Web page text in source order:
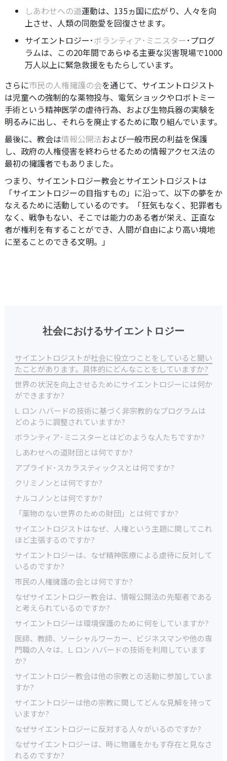
しあわせへの道運動は、135ヵ国に広がり、人々を向
上させ、人類の同胞愛を回復させます。
サイエントロジー･ボランティア･ミニスター･プログ
ラムは、この20年間であらゆる主要な災害現場で1000
万人以上に緊急救援をもたらしています。
さらに市民の人権擁護の会を通じて、サイエントロジスト
は児童への強制的な薬物投与、電気ショックやロボトミー
手術という精神医学の虐待行為、および生物兵器の実験を
明るみに出し、それらを廃止するために取り組んでいます。
最後に、教会は情報公開法および一般市民の利益を保護
し、政府の人権侵害を終わらせるための情報アクセス法の
最初の擁護者でもありました。
つまり、サイエントロジー教会とサイエントロジストは
「サイエントロジーの目指すもの」に沿って、以下の夢をか
なえるために活動しているのです。「狂気もなく、犯罪者も
なく、戦争もない、そこでは能力のある者が栄え、正直な
者が権利を有することができ、人間が自由により高い境地
に至ることのできる文明。」
社会におけるサイエントロジー
サイエントロジストが社会に役立つことをしていると聞い
たことがあります。具体的にどんなことをしていますか?
世界の状況を向上させるためにサイエントロジーには何か
ができますか?
L. ロン ハバードの技術に基づく非宗教的なプログラムは
どのように調整されていますか?
ボランティア･ミニスターとはどのような人たちですか?
しあわせへの道財団とは何ですか?
アプライド･スカラスティックスとは何ですか?
クリミノンとは何ですか?
ナルコノンとは何ですか?
「薬物のない世界のための財団」とは何ですか?
サイエントロジストはなぜ、人権という主題に関してこれ
ほど主張するのですか?
サイエントロジーは、なぜ精神医療による虐待に反対して
いるのですか?
市民の人権擁護の会とは何ですか?
なぜサイエントロジー教会は、情報公開法の先駆者である
と考えられているのですか?
サイエントロジーは環境保護のために何をしていますか?
医師、教師、ソーシャルワーカー、ビジネスマンや他の専
門職の人々は、L. ロン ハバードの技術を利用しています
か?
サイエントロジー教会は他の宗教との活動に参加していま
すか?
サイエントロジーは他の宗教に関してどんな見解を持って
いますか?
なぜサイエントロジーに反対する人々がいるのですか?
なぜサイエントロジーは、時に物議をかもす存在と見なさ
れるのですか?